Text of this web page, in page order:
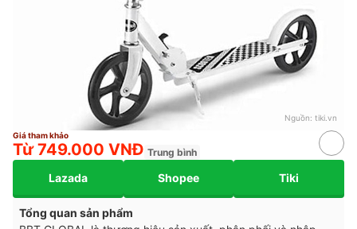
Nguồn: tiki.vn
Giá tham khảo
Từ 749.000 VNĐ Trung bình
Lazada Shopee Tiki
Tổng quan sản phẩm